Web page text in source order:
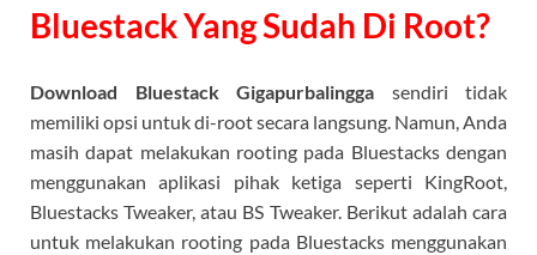
Bluestack Yang Sudah Di Root?
Download Bluestack Gigapurbalingga sendiri tidak
memiliki opsi untuk di-root secara langsung. Namun, Anda
masih dapat melakukan rooting pada Bluestacks dengan
menggunakan aplikasi pihak ketiga seperti KingRoot,
Bluestacks Tweaker, atau BS Tweaker. Berikut adalah cara
untuk melakukan rooting pada Bluestacks menggunakan